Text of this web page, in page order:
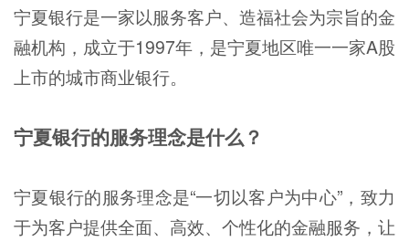
宁夏银行是一家以服务客户、造福社会为宗旨的金
融机构，成立于1997年，是宁夏地区唯一一家A股
上市的城市商业银行。
宁夏银行的服务理念是什么？
宁夏银行的服务理念是“一切以客户为中心”，致力
于为客户提供全面、高效、个性化的金融服务，让